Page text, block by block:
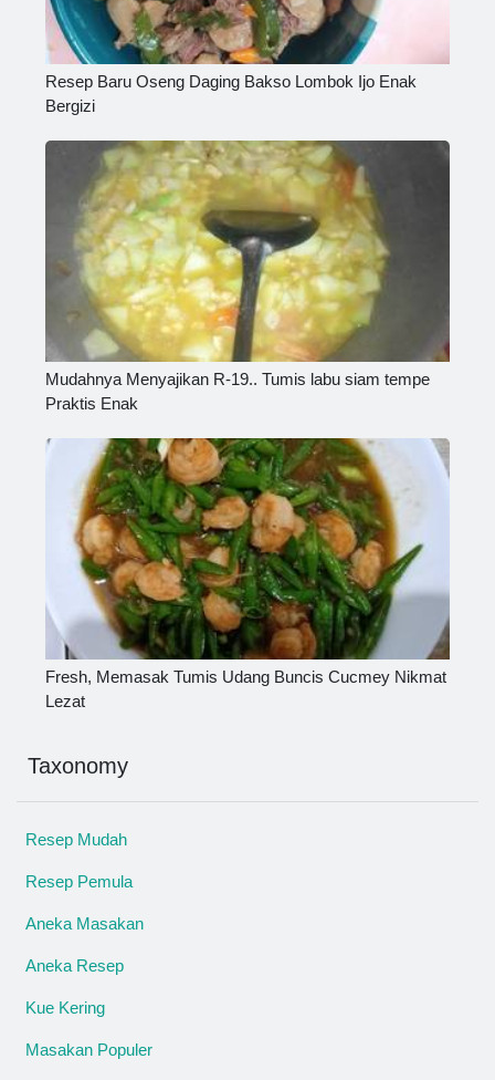
Resep Baru Oseng Daging Bakso Lombok Ijo Enak
Bergizi
Mudahnya Menyajikan R-19.. Tumis labu siam tempe
Praktis Enak
Fresh, Memasak Tumis Udang Buncis Cucmey Nikmat
Lezat
Taxonomy
Resep Mudah
Resep Pemula
Aneka Masakan
Aneka Resep
Kue Kering
Masakan Populer